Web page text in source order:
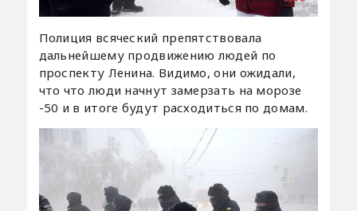
Полиция всяческий препятствовала
дальнейшему продвижению людей по
проспекту Ленина. Видимо, они ожидали,
что что люди начнут замерзать на морозе
-50 и в итоге будут расходиться по домам.